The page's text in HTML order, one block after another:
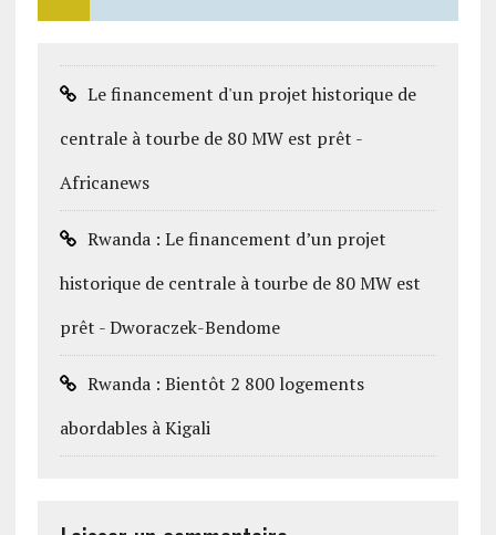
Le financement d'un projet historique de
centrale à tourbe de 80 MW est prêt -
Africanews
Rwanda : Le financement d’un projet
historique de centrale à tourbe de 80 MW est
prêt - Dworaczek-Bendome
Rwanda : Bientôt 2 800 logements
abordables à Kigali